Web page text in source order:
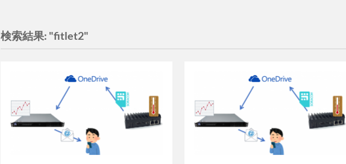
検索結果: "fitlet2"